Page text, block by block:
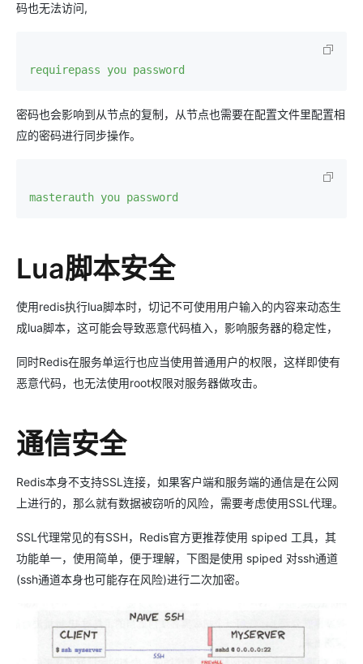
码也无法访问,
requirepass you password
密码也会影响到从节点的复制，从节点也需要在配置文件里配置相
应的密码进行同步操作。
masterauth you password
Lua脚本安全
使用redis执行lua脚本时，切记不可使用用户输入的内容来动态生
成lua脚本，这可能会导致恶意代码植入，影响服务器的稳定性，
同时Redis在服务单运行也应当使用普通用户的权限，这样即使有
恶意代码，也无法使用root权限对服务器做攻击。
通信安全
Redis本身不支持SSL连接，如果客户端和服务端的通信是在公网
上进行的，那么就有数据被窃听的风险，需要考虑使用SSL代理。
SSL代理常见的有SSH，Redis官方更推荐使用 spiped 工具，其
功能单一，使用简单，便于理解，下图是使用 spiped 对ssh通道
(ssh通道本身也可能存在风险)进行二次加密。